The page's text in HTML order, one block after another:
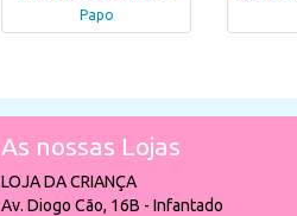
Papo
As nossas Lojas
LOJA DA CRIANÇA
Av. Diogo Cão, 16B - Infantado